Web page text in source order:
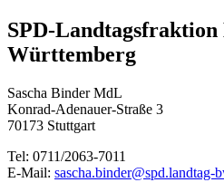
SPD-Landtagsfraktion
Württemberg
Sascha Binder MdL
Konrad-Adenauer-Straße 3
70173 Stuttgart
Tel: 0711/2063-7011
E-Mail: sascha.binder@spd.landtag-